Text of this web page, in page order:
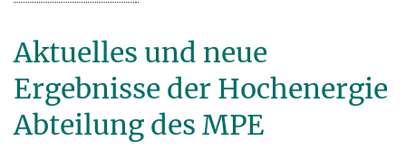
Aktuelles und neue
Ergebnisse der Hochenergie
Abteilung des MPE